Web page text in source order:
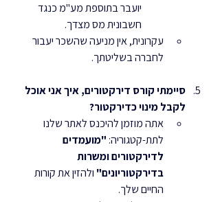
יועבר בתוספת מע"מ כנגד
חשבונית מס מצדך.
עקרונית, אין מניעה שהשכר יעבור
לחברה בשליטתך.
סיימתי קורס דירקטורים, איך אני אוכל
לקבל מינוי כדירקטור?
אתה מוזמן להיכנס לאתר שלנו
לתת-קטגוריה: "מועמדים
לדירקטורים ומשרות
בדירקטוריונים" ולהזין את קורות
החיים שלך.